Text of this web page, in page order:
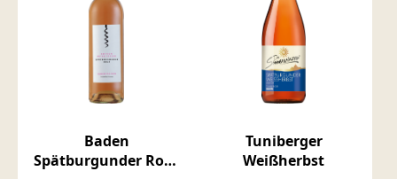
Baden
Spätburgunder Rosé
Tuniberger
Weißherbst